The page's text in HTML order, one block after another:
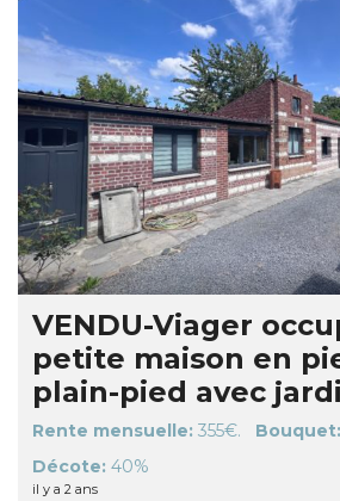
VENDU-Viager
petite maison en
plain-pied avec
Rente mensuelle: 355€. Bouquet:
Décote: 40%
il y a 2 ans